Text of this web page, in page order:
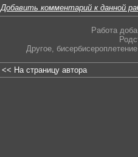
Добавить комментарий к данной
Работа
Другое, бисербисероплетение
<< На страницу автора